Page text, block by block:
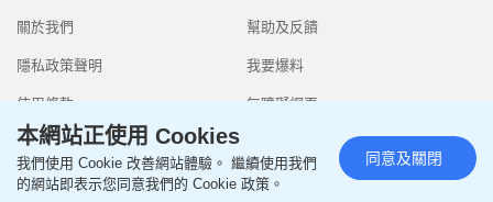
關於我們
隱私政策聲明
使用條款
幫助及反饋
我要爆料
無障礙網頁
Copyright © 2026 SingTao Ltd.All rights reserved.
本網站正使用 Cookies
我們使用 Cookie 改善網站體驗。 繼續使用我們
的網站即表示您同意我們的 Cookie 政策。
同意及關閉